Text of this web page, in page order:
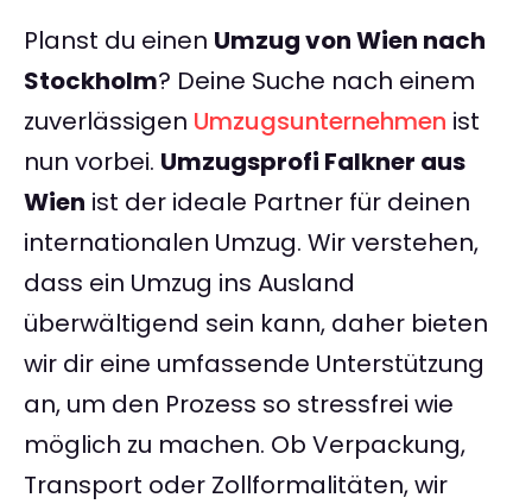
Planst du einen Umzug von Wien nach
Stockholm? Deine Suche nach einem
zuverlässigen Umzugsunternehmen ist
nun vorbei. Umzugsprofi Falkner aus
Wien ist der ideale Partner für deinen
internationalen Umzug. Wir verstehen,
dass ein Umzug ins Ausland
überwältigend sein kann, daher bieten
wir dir eine umfassende Unterstützung
an, um den Prozess so stressfrei wie
möglich zu machen. Ob Verpackung,
Transport oder Zollformalitäten, wir